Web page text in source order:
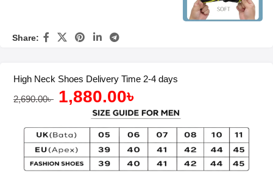
Share:
High Neck Shoes Delivery Time 2-4 days
2,690.00৳ 1,880.00৳